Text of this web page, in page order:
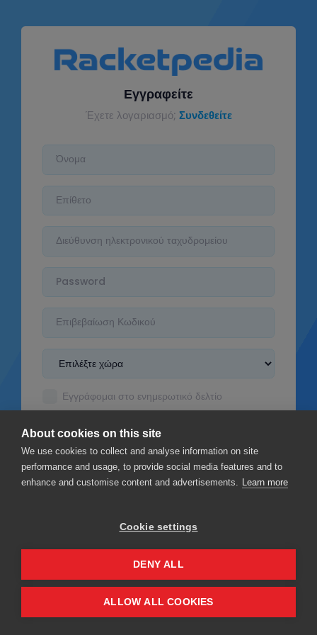
Εγγραφείτε
Έχετε λογαριασμό; Συνδεθείτε
Εγγράφομαι στο ενημερωτικό δελτίο
διάβασα τοΠολιτική απορρήτου
Εγγραφείτε
Privacy Όροι και Προϋποθέσεις
About cookies on this site
We use cookies to collect and analyse information on site
performance and usage, to provide social media features and to
enhance and customise content and advertisements. Learn more
Cookie settings
DENY ALL
ALLOW ALL COOKIES